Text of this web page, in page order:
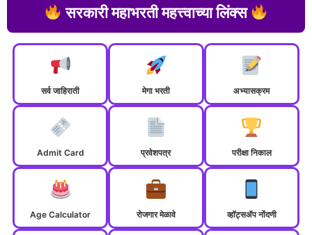
सरकारी महाभरती महत्त्वाच्या लिंक्स
सर्व जाहिराती मेगा भरती अभ्यासक्रम
Admit Card प्रवेशपत्र परीक्षा निकाल
Age Calculator रोजगार मेळावे व्हॉट्सॲप नोंदणी